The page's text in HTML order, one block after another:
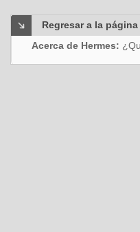
Regresar a la
Acerca de Hermes: